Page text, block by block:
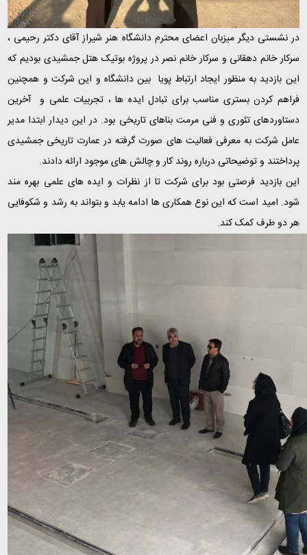
در نشستی دیگر میزبان اعضای محترم دانشگاه هنر شیراز آقای دکتر رحیمی ،
سرکار خانم دهقانی و سرکار خانم نصر در پروژه بوتیک هتل جمشیدی بودیم که
این بازدید به منظور ایجاد ارتباط پویا بین دانشگاه و این شرکت و همچنین
فراهم کردن بستری مناسب برای تبادل ایده ها ، تجربیات علمی و آخرین
دستاوردهای تئوری و فنی مرمت بناهای تاریخی بود. در این دیدار ابتدا مدیر
عامل شرکت به معرفی فعالیت های صورت گرفته در عمارت تاریخی جمشیدی
پرداختند و توضیحاتی درباره روند کار و چالش های موجود ارائه دادند.
این بازدید فرصتی بود برای شرکت تا از نظرات و ایده های علمی بهره مند
شود. امید است که این نوع همکاری ها ادامه یابد و بتواند به رشد و شکوفایی
هر دو طرف کمک کند.